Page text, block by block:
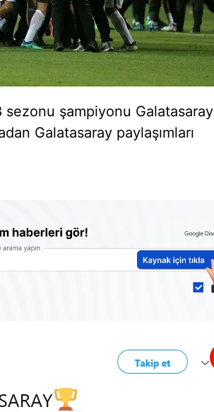
şampiyonu Galatasaray
Galatasaray paylaşımları